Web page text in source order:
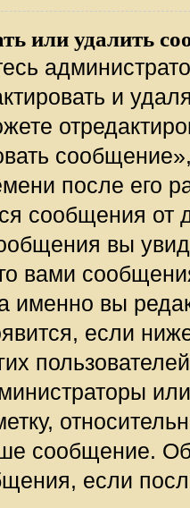
или удалить
и
после его
сообщения от
вы
вами
именно вы
если
сообщение.
если